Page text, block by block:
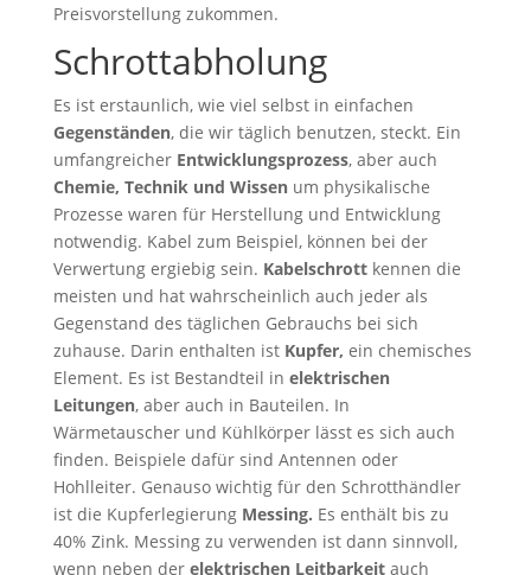
Preisvorstellung zukommen.
Schrottabholung
Es ist erstaunlich, wie viel selbst in einfachen
Gegenständen, die wir täglich benutzen, steckt. Ein
umfangreicher Entwicklungsprozess, aber auch
Chemie, Technik und Wissenum physikalische
Prozesse waren für Herstellung und Entwicklung
notwendig. Kabel zum Beispiel, können bei der
Verwertung ergiebig sein. Kabelschrottkennen die
meisten und hat wahrscheinlich auch jeder als
Gegenstand des täglichen Gebrauchs bei sich
zuhause. Darin enthalten ist Kupfer, ein chemisches
Element. Es ist Bestandteil in elektrischen
Leitungen, aber auch in Bauteilen. In
Wärmetauscher und Kühlkörper lässt es sich auch
finden. Beispiele dafür sind Antennen oder
Hohlleiter. Genauso wichtig für den Schrotthändler
ist die Kupferlegierung Messing. Es enthält bis zu
40% Zink. Messing zu verwenden ist dann sinnvoll,
wenn neben der elektrischen Leitbarkeitauch